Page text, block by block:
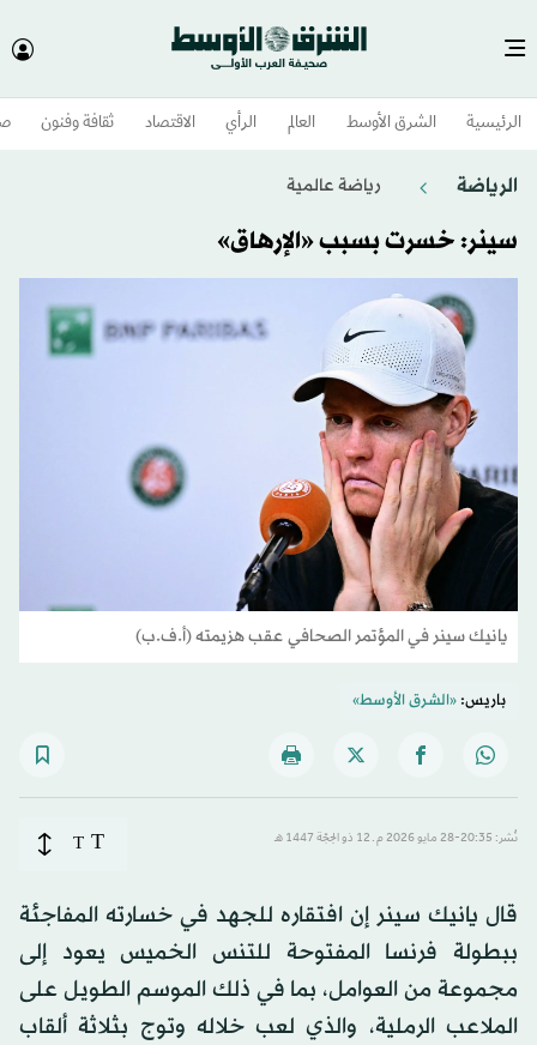
الرئيسية الشرق الأوسط​ العالم الرأي الاقتصاد ثقافة وفنون
الرياضة رياضة عالمية
سينر: خسرت بسبب «الإرهاق»
يانيك سينر في المؤتمر الصحافي عقب هزيمته (أ.ف.ب)
باريس:«الشرق الأوسط»
نُشر: 20:35-28 مايو 2026 م ـ 12 ذو الحِجّة 1447 هـ T
T
قال يانيك سينر إن افتقاره للجهد في خسارته المفاجئة
ببطولة فرنسا المفتوحة للتنس الخميس يعود إلى
مجموعة من العوامل، بما في ذلك الموسم الطويل على
الملاعب الرملية، والذي لعب خلاله وتوج بثلاثة ألقاب